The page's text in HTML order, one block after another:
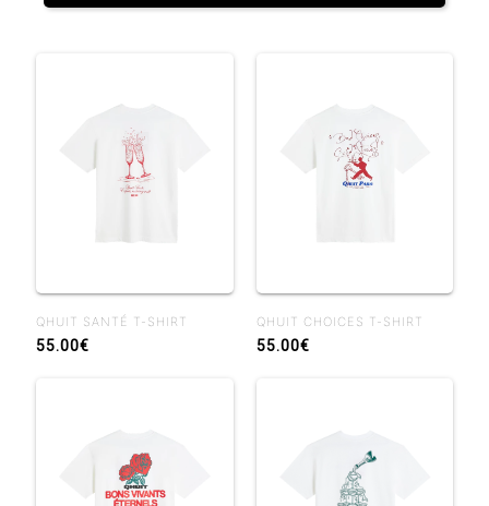
QHUIT SANTÉ T-SHIRT
55.00€
QHUIT CHOICES T-SHIRT
55.00€